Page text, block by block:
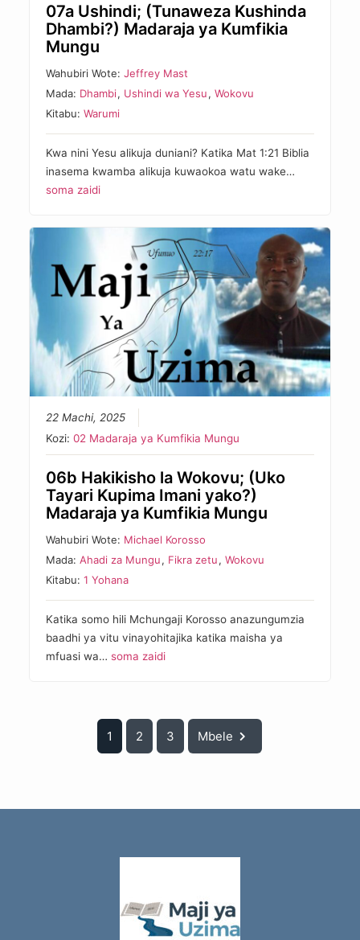
07a Ushindi; (Tunaweza Kushinda
Dhambi?) Madaraja ya Kumfikia
Mungu
Wahubiri Wote:Jeffrey Mast
Mada: Dhambi, Ushindi wa Yesu,Wokovu
Kitabu:Warumi
Kwa nini Yesu alikuja duniani? Katika Mat 1:21 Biblia
inasema kwamba alikuja kuwaokoa watu wake…
soma zaidi
22 Machi, 2025
Kozi:02 Madaraja ya Kumfikia Mungu
06b Hakikisho la Wokovu; (Uko
Tayari Kupima Imani yako?)
Madaraja ya Kumfikia Mungu
Wahubiri Wote: Michael Korosso
Mada:Ahadi za Mungu, Fikra zetu,Wokovu
Kitabu:1 Yohana
Katika somo hili Mchungaji Korosso anazungumzia
baadhi ya vitu vinayohitajika katika maisha ya
mfuasi wa…soma zaidi
1 2 3 Mbele